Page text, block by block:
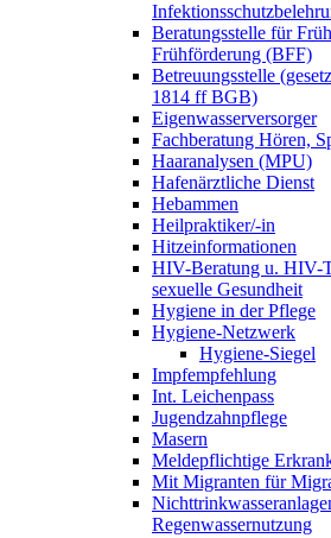
Beratungsstelle für
Frühförderung (BFF)
Betreuungsstelle
1814 ff BGB)
Eigenwasserversorger
Fachberatung Hören,
Haaranalysen (MPU)
Hafenärztliche Dienst
Hebammen
Heilpraktiker/-in
Hitzeinformationen
HIV-Beratung u. HIV-
sexuelle Gesundheit
Hygiene in der Pflege
Hygiene-Netzwerk
Hygiene-Siegel
Impfempfehlung
Int. Leichenpass
Jugendzahnpflege
Masern
Meldepflichtige
Mit Migranten für
Regenwassernutzung